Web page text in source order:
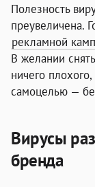
Полезность
преувеличена.
рекламной
В желании
ничего
самоцелью —
Вирусы
бренда